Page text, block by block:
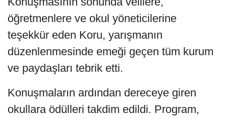
öğretmenlere ve okul yöneticilerine
teşekkür eden Koru, yarışmanın
düzenlenmesinde emeği geçen tüm kurum
ve paydaşları tebrik etti.
Konuşmaların ardından dereceye giren
okullara ödülleri takdim edildi. Program,